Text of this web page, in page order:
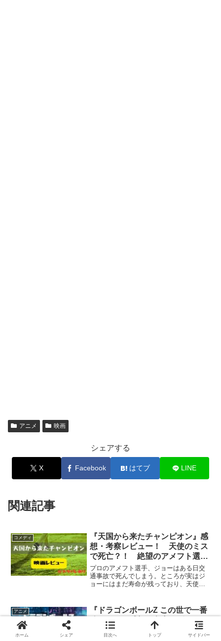
アニメ 映画
シェアする
X Facebook はてブ LINE
関連記事
コメディ
『天国から来たチャンピオン』感
想・考察レビュー！ 天使のミス
で死亡？！ 絶望のアメフト選
手、悪人セレブとして転生！
プロのアメフト選手、ジョーはある日交
通事故で死んでしまう。ところが実はジ
ョーにはまだ寿命が残っており、天使の
スーパーボウルに出場できるような肉体
でなければジョーは納得できない。そん
な中、とある悪徳セレブが人を苦しめて
いるのを目撃してしまう。彼女を救うに
はそのセレブになるしかなく…
アニメ
『ドラゴンボールZ この世で一番
強いヤツ』感想・考察レビュー※
ネタバレ注意
ホーム シェア 目次へ トップ サイドバー